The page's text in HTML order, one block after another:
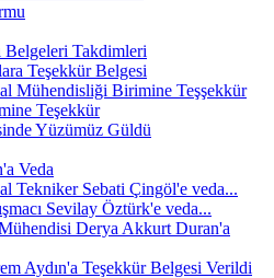
Belgeleri Takdimleri
Teşekkür Belgesi
Mühendisliği Birimine Teşşekkür
Teşekkür
Yüzümüz Güldü
Veda
Tekniker Sebati Çingöl'e veda...
Sevilay Öztürk'e veda...
Derya Akkurt Duran'a
Aydın'a Teşekkür Belgesi Verildi